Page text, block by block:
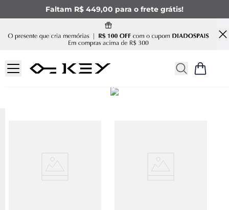
Faltam R$ 449,00 para o frete grátis!
COLARES MASCULINOS DE